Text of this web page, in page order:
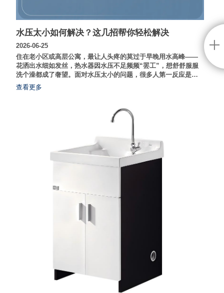
水压太小如何解决？这几招帮你轻松解决
2026-06-25
住在老小区或高层公寓，最让人头疼的莫过于早晚用水高峰——
花洒出水细如发丝，热水器因水压不足频频“罢工”，想舒舒服服
洗个澡都成了奢望。面对水压太小的问题，很多人第一反应是安
装增压泵，但噪音大、耗电且可能影响整栋楼水压平衡。其实，
在动大工程之前，不妨先搞清楚水压低的真正原因，很多时候，
查看更多